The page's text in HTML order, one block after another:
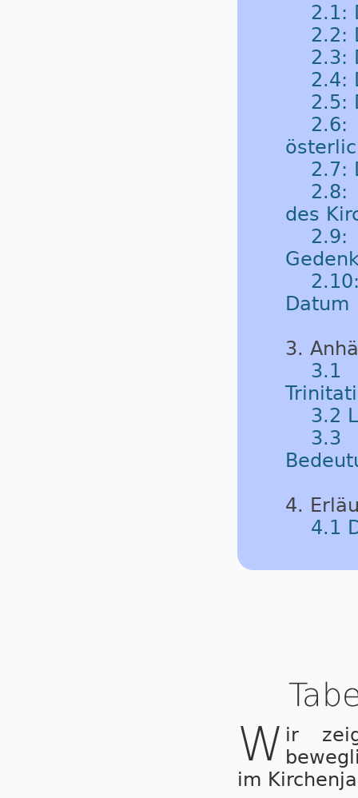
2.1:
2.2:
2.3:
2.4:
2.5:
2.7:
2.8:
des
Datum
3.
3.1
3.2
3.3
4.
4.1
W ir
im